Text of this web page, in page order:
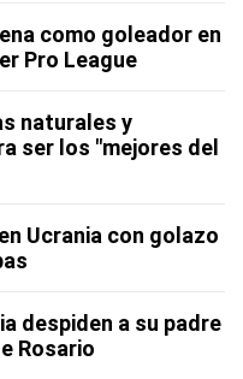
como goleador en
Pro League
naturales y
ser los "mejores del
Ucrania con golazo
despiden a su padre
Rosario